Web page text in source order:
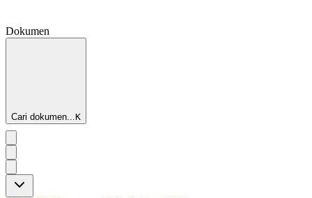
Dokumen
Cari dokumen...K